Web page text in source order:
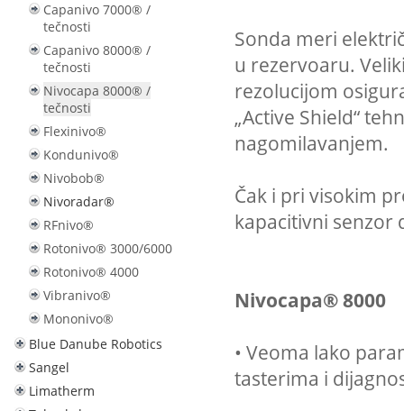
Capanivo 7000® /
tečnosti
Capanivo 8000® /
tečnosti
Nivocapa 8000® /
tečnosti
Flexinivo®
Kondunivo®
Nivobob®
Nivoradar®
RFnivo®
Rotonivo® 3000/6000
Rotonivo® 4000
Vibranivo®
Mononivo®
Blue Danube Robotics
Sangel
Limatherm
Sonda meri
u rezervoaru.
rezolucijom
„Active Shield“
nagomilavanjem.
Čak i pri visokim
kapacitivni senzor
Nivocapa® 8000
• Veoma lako
tasterima i